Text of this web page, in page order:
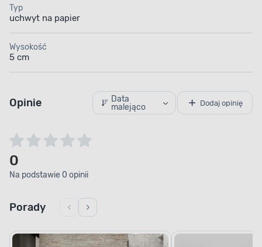
Typ
uchwyt na papier
Wysokość
5 cm
Opinie
Data
malejąco
Dodaj opinię
0
Na podstawie 0 opinii
Porady